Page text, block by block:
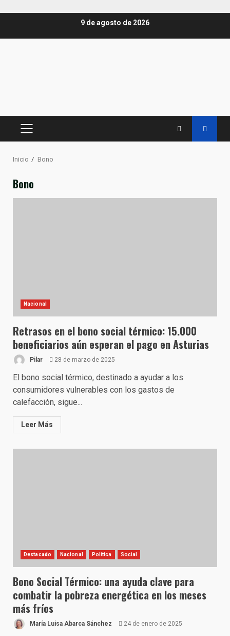
9 de agosto de 2026
MENÚ
Inicio Bono
Bono
Nacional
Retrasos en el bono social térmico: 15.000
beneficiarios aún esperan el pago en Asturias
Pilar 28 de marzo de 2025
El bono social térmico, destinado a ayudar a los
consumidores vulnerables con los gastos de
calefacción, sigue...
Leer Más
Destacado Nacional Política Social
Bono Social Térmico: una ayuda clave para
combatir la pobreza energética en los meses
más fríos
María Luisa Abarca Sánchez 24 de enero de 2025